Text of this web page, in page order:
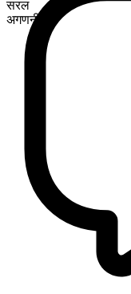
सरल
अगणनीय